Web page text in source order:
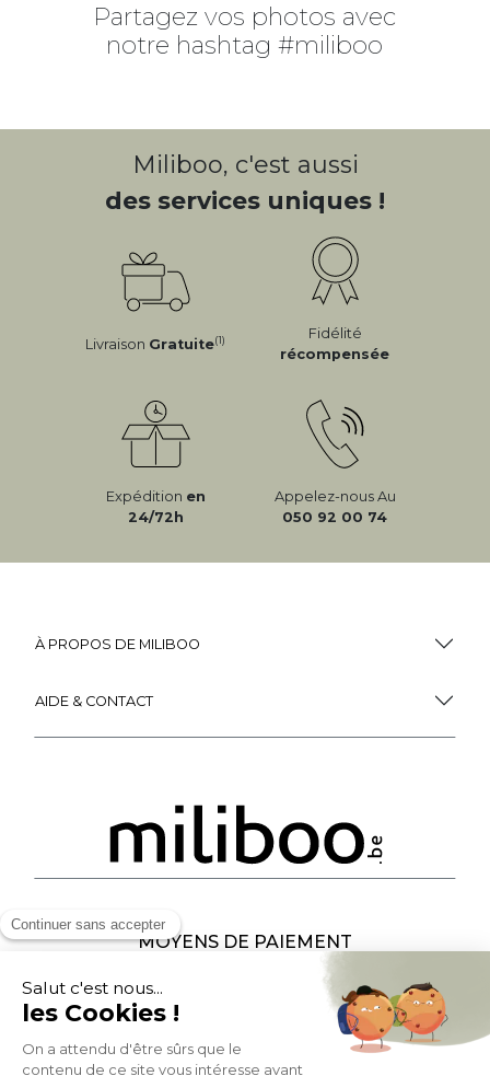
Partagez vos photos avec
notre hashtag #miliboo
Miliboo, c'est aussi
des services uniques !
Livraison Gratuite(1)
Fidélité
récompensée
Expédition en
24/72h
Appelez-nous Au
050 92 00 74
À PROPOS DE MILIBOO
AIDE & CONTACT
MOYENS DE PAIEMENT
SOCIAL NETWORK